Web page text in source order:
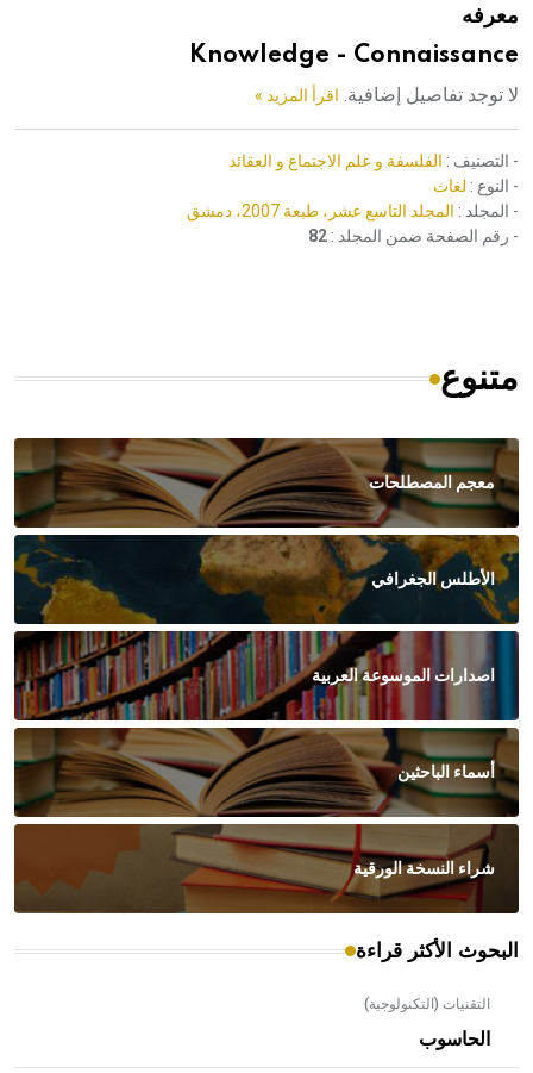
معرفه
Knowledge - Connaissance
لا توجد تفاصيل إضافية. اقرأ المزيد »
- التصنيف : الفلسفة و علم الاجتماع و العقائد
- النوع : لغات
- المجلد : المجلد التاسع عشر، طبعة 2007، دمشق
- رقم الصفحة ضمن المجلد : 82
متنوع
معجم المصطلحات
الأطلس الجغرافي
اصدارات الموسوعة العربية
أسماء الباحثين
شراء النسخة الورقية
البحوث الأكثر قراءة
التقنيات (التكنولوجية)
الحاسوب